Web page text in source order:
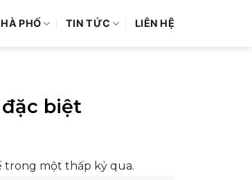
PHỐ TIN TỨC LIÊN HỆ
biệt
trong một thấp kỷ qua.